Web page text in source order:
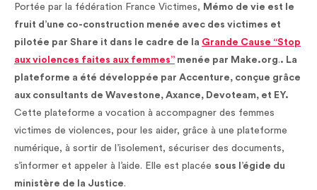
Portée par la fédération France Victimes, Mémo de vie est le
fruit d’une co-construction menée avec des victimes et
pilotée par Share it dans le cadre de la Grande Cause “Stop
aux violences faites aux femmes” menée par Make.org.. La
plateforme a été développée par Accenture, conçue grâce
aux consultants de Wavestone, Axance, Devoteam, et EY.
Cette plateforme a vocation à accompagner des femmes
victimes de violences, pour les aider, grâce à une plateforme
numérique, à sortir de l’isolement, sécuriser des documents,
s’informer et appeler à l’aide. Elle est placée sous l’égide du
ministère de la Justice.